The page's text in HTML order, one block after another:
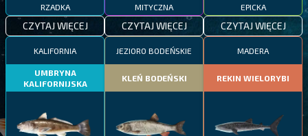
RZADKA
CZYTAJ WIĘCEJ
MITYCZNA
CZYTAJ WIĘCEJ
EPICKA
CZYTAJ WIĘCEJ
KALIFORNIA
UMBRYNA
KALIFORNIJSKA
JEZIORO BODEŃSKIE
KLEŃ BODEŃSKI
MADERA
REKIN WIELORYBI